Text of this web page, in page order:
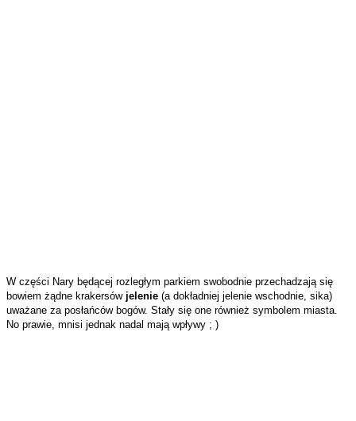
W części Nary będącej rozległym parkiem swobodnie przechadzają się
bowiem żądne krakersów jelenie (a dokładniej jelenie wschodnie, sika)
uważane za posłańców bogów. Stały się one również symbolem miasta.
No prawie, mnisi jednak nadal mają wpływy ; )